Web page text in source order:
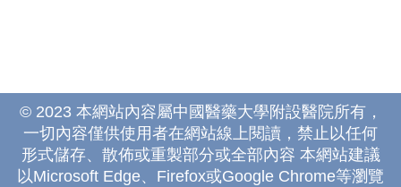
© 2023 本網站內容屬中國醫藥大學附設醫院所有，
一切內容僅供使用者在網站線上閱讀，禁止以任何
形式儲存、散佈或重製部分或全部內容 本網站建議
以Microsoft Edge、Firefox或Google Chrome等瀏覽